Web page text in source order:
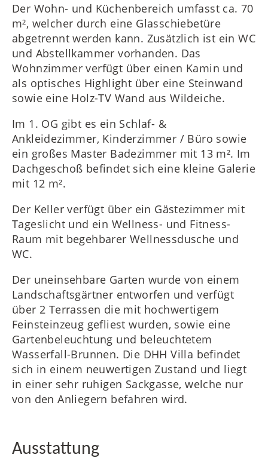
Der Wohn- und Küchenbereich umfasst ca. 70
m², welcher durch eine Glasschiebetüre
abgetrennt werden kann. Zusätzlich ist ein WC
und Abstellkammer vorhanden. Das
Wohnzimmer verfügt über einen Kamin und
als optisches Highlight über eine Steinwand
sowie eine Holz-TV Wand aus Wildeiche.
Im 1. OG gibt es ein Schlaf- &
Ankleidezimmer, Kinderzimmer / Büro sowie
ein großes Master Badezimmer mit 13 m². Im
Dachgeschoß befindet sich eine kleine Galerie
mit 12 m².
Der Keller verfügt über ein Gästezimmer mit
Tageslicht und ein Wellness- und Fitness-
Raum mit begehbarer Wellnessdusche und
WC.
Der uneinsehbare Garten wurde von einem
Landschaftsgärtner entworfen und verfügt
über 2 Terrassen die mit hochwertigem
Feinsteinzeug gefliest wurden, sowie eine
Gartenbeleuchtung und beleuchtetem
Wasserfall-Brunnen. Die DHH Villa befindet
sich in einem neuwertigen Zustand und liegt
in einer sehr ruhigen Sackgasse, welche nur
von den Anliegern befahren wird.
Ausstattung